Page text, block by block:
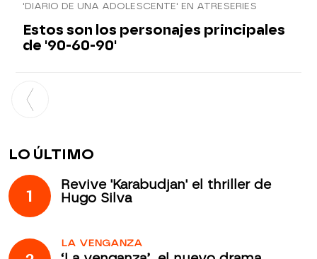
'DIARIO DE UNA ADOLESCENTE' EN ATRESERIES
Estos son los personajes principales
de '90-60-90'
LO ÚLTIMO
1
Revive 'Karabudjan' el thriller de
Hugo Silva
LA VENGANZA